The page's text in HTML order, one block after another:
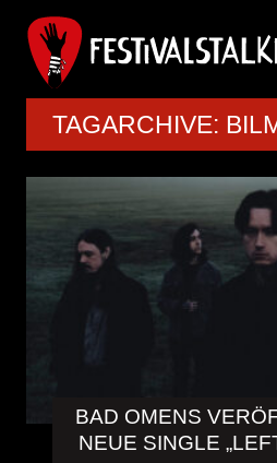
TAGARCHIVE:
BAD OMENS
NEUE SINGLE